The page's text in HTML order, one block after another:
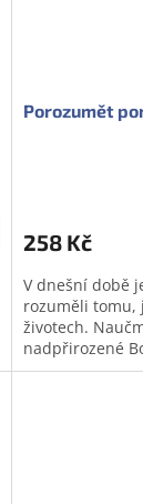
Porozumět
258 Kč
V dnešní době
rozuměli tomu,
životech.
nadpřirozené